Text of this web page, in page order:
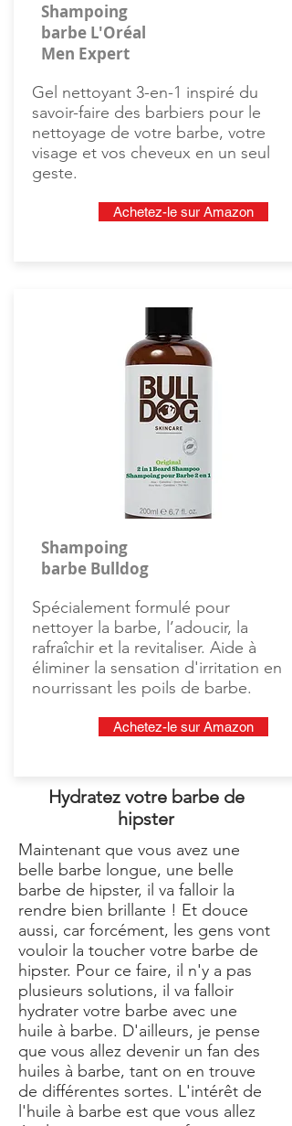
Shampoing
barbe L'Oréal
Men Expert
Gel nettoyant 3-en-1 inspiré du
savoir-faire des barbiers pour le
nettoyage de votre barbe, votre
visage et vos cheveux en un seul
geste.
Achetez-le sur Amazon
Shampoing
barbe Bulldog
Spécialement formulé pour
nettoyer la barbe, l’adoucir, la
rafraîchir et la revitaliser. Aide à
éliminer la sensation d'irritation en
nourrissant les poils de barbe.
Achetez-le sur Amazon
Hydratez votre barbe de
hipster
Maintenant que vous avez une
belle barbe longue, une belle
barbe de hipster, il va falloir la
rendre bien brillante !​ Et douce
aussi, car forcément, les gens vont
vouloir la toucher votre barbe de
hipster. Pour ce faire, il n'y a pas
plusieurs solutions, il va falloir
hydrater votre barbe avec une
huile à barbe. D'ailleurs, je pense
que vous allez devenir un fan des
huiles à barbe, tant on en trouve
de différentes sortes. L'intérêt de
l'huile à barbe est que vous allez